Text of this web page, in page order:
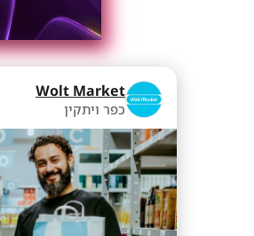
Wolt Market
כפר ויתקין